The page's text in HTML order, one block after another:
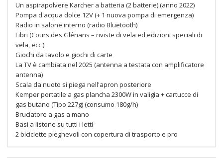
Un aspirapolvere Karcher a batteria (2 batterie) (anno 2022)
Pompa d'acqua dolce 12V (+ 1 nuova pompa di emergenza)
Radio in salone interno (radio Bluetooth)
Libri (Cours des Glénans – riviste di vela ed edizioni speciali di
vela, ecc.)
Giochi da tavolo e giochi di carte
La TV è cambiata nel 2025 (antenna a testata con amplificatore
antenna)
Scala da nuoto si piega nell'apron posteriore
Kemper portatile a gas plancha 2300W in valigia + cartucce di
gas butano (Tipo 227g) (consumo 180g/h)
Bruciatore a gas a mano
Basi a listone su tutti i letti
2 biciclette pieghevoli con copertura di trasporto e pro